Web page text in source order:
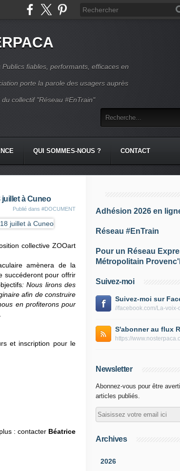
fiables, performants, efficaces en
porte la parole des usagers auprès
collectif "Réseau #EnTrain"
QUI SOMMES-NOUS ? CONTACT
à Cuneo
Publié dans #DOCUMENT
collective ZOOart
amènera de la
succéderont pour offrir
: Nous lirons des
afin de construire
en profiterons pour
et inscription pour le
: contacter Béatrice
Adhésion 2026 en
Réseau #EnTrain
Pour un Réseau
Métropolitain
Suivez-moi
Suivez-moi sur
S'abonner au flux
https://
Newsletter
Abonnez-vous pour être
articles publiés.
Archives
2026